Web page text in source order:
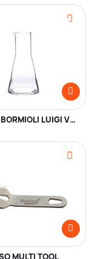
CARAFE BORMIOLI LUIGI VERRE 25 CL
MULTI TOOL